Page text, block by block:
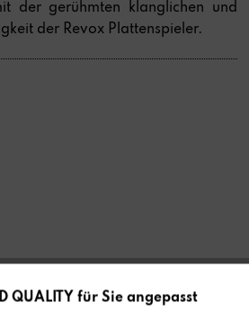
der gerühmten klanglichen und
der Revox Plattenspieler.
Aktiv
QUALITY für Sie angepasst